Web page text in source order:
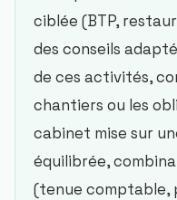
ciblée (BTP,
des conseils
de ces activités,
chantiers ou les
cabinet mise sur
équilibrée,
(tenue comptable,